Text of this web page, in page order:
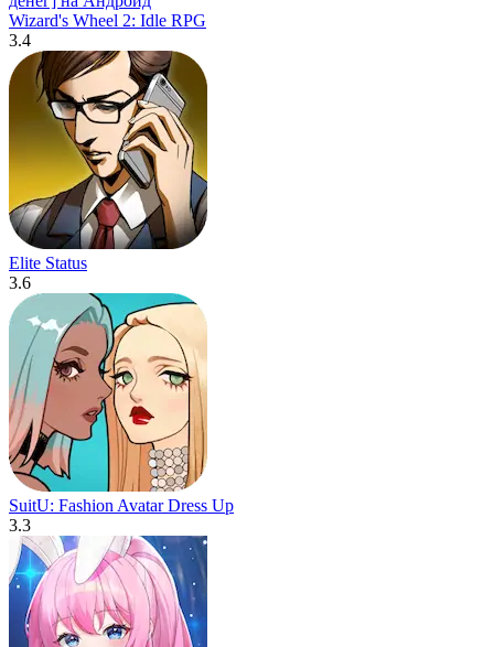
Wizard's Wheel 2: Idle RPG
3.4
Elite Status
3.6
SuitU: Fashion Avatar Dress Up
3.3